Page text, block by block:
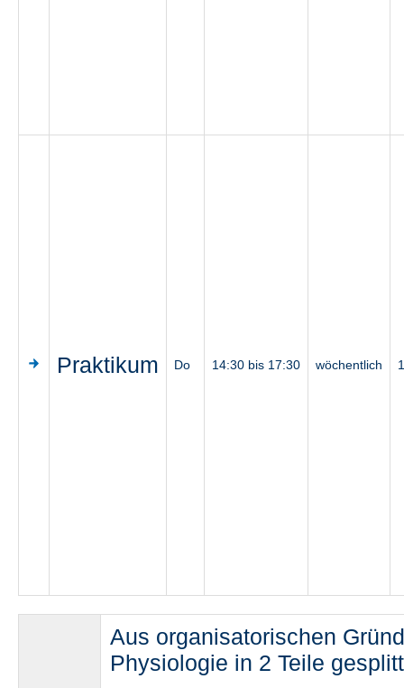
Praktikum Do 14:30 bis 17:30 wöchentlich
Aus organisatorischen
Physiologie in 2 Teile